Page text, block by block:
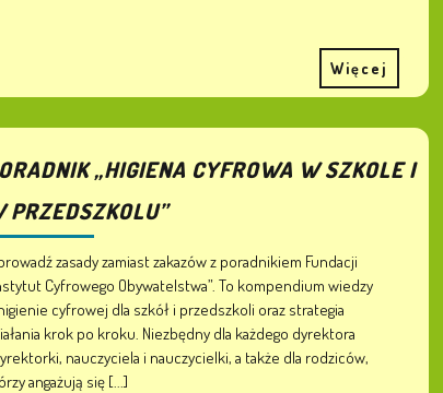
Więcej
„HIGIENA CYFROWA W SZKOLE I
PRZEDSZKOLU”
zasady zamiast zakazów z poradnikiem Fundacji
Cyfrowego Obywatelstwa”. To kompendium wiedzy
cyfrowej dla szkół i przedszkoli oraz strategia
krok po kroku. Niezbędny dla każdego dyrektora
nauczyciela i nauczycielki, a także dla rodziców,
angażują się [...]